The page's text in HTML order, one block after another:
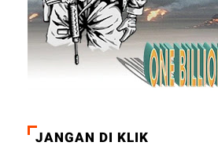
JANGAN DI KLIK